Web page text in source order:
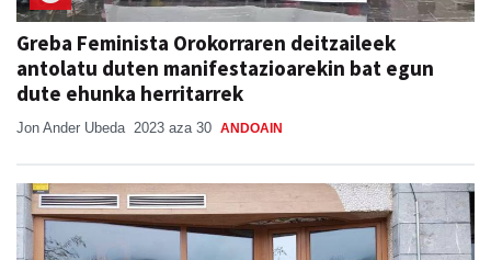
Greba Feminista Orokorraren deitzaileek
antolatu duten manifestazioarekin bat egun
dute ehunka herritarrek
Jon Ander Ubeda 2023 aza 30 ANDOAIN